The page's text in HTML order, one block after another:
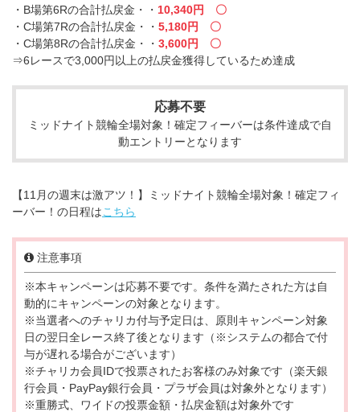
・B場第6Rの合計払戻金・・ 10,340円 〇
・C場第7Rの合計払戻金・・ 5,180円 〇
・C場第8Rの合計払戻金・・ 3,600円 〇
⇒6レースで3,000円以上の払戻金獲得しているため達成
応募不要
ミッドナイト競輪全場対象！確定フィーバーは条件達成で自
動エントリーとなります
【11月の週末は激アツ！】ミッドナイト競輪全場対象！確定フィ
ーバー！の日程はこちら
注意事項
※本キャンペーンは応募不要です。条件を満たされた方は自
動的にキャンペーンの対象となります。
※当選者へのチャリカ付与予定日は、原則キャンペーン対象
日の翌日全レース終了後となります（※システムの都合で付
与が遅れる場合がございます）
※チャリカ会員IDで投票されたお客様のみ対象です（楽天銀
行会員・PayPay銀行会員・プラザ会員は対象外となります）
※重勝式、ワイドの投票金額・払戻金額は対象外です